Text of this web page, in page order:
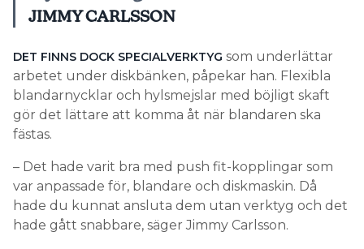
JIMMY CARLSSON
DET FINNS DOCK SPECIALVERKTYG som underlättar
arbetet under diskbänken, påpekar han. Flexibla
blandarnycklar och hylsmejslar med böjligt skaft
gör det lättare att komma åt när blandaren ska
fästas.
– Det hade varit bra med push fit-kopplingar som
var anpassade för, blandare och diskmaskin. Då
hade du kunnat ansluta dem utan verktyg och det
hade gått snabbare, säger Jimmy Carlsson.